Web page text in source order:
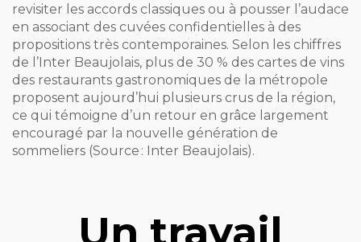
revisiter les accords classiques ou à pousser l’audace
en associant des cuvées confidentielles à des
propositions très contemporaines. Selon les chiffres
de l’Inter Beaujolais, plus de 30 % des cartes de vins
des restaurants gastronomiques de la métropole
proposent aujourd’hui plusieurs crus de la région,
ce qui témoigne d’un retour en grâce largement
encouragé par la nouvelle génération de
sommeliers (Source : Inter Beaujolais).
Un travail